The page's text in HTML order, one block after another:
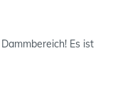
Es ist